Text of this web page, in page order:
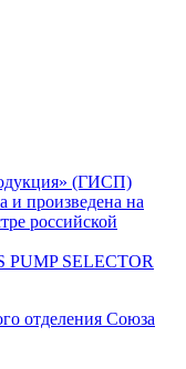
отделения Союза